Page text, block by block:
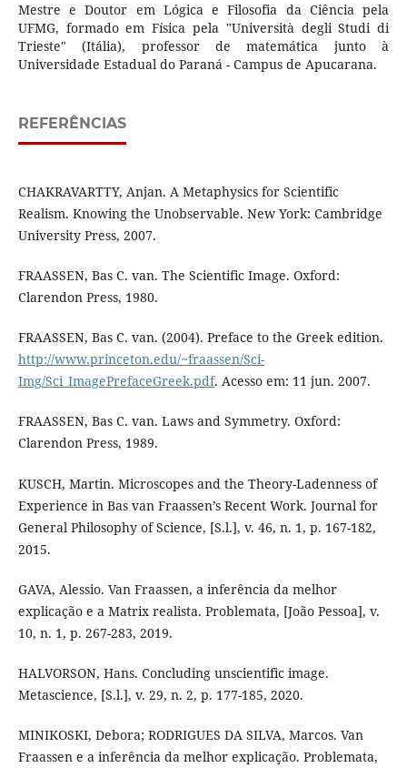
Mestre e Doutor em Lógica e Filosofia da Ciência pela
UFMG, formado em Física pela "Università degli Studi di
Trieste" (Itália), professor de matemática junto à
Universidade Estadual do Paraná - Campus de Apucarana.
REFERÊNCIAS
CHAKRAVARTTY, Anjan. A Metaphysics for Scientific
Realism. Knowing the Unobservable. New York: Cambridge
University Press, 2007.
FRAASSEN, Bas C. van. The Scientific Image. Oxford:
Clarendon Press, 1980.
FRAASSEN, Bas C. van. (2004). Preface to the Greek edition.
http://www.princeton.edu/~fraassen/Sci-
Img/Sci_ImagePrefaceGreek.pdf. Acesso em: 11 jun. 2007.
FRAASSEN, Bas C. van. Laws and Symmetry. Oxford:
Clarendon Press, 1989.
KUSCH, Martin. Microscopes and the Theory-Ladenness of
Experience in Bas van Fraassen’s Recent Work. Journal for
General Philosophy of Science, [S.l.], v. 46, n. 1, p. 167-182,
2015.
GAVA, Alessio. Van Fraassen, a inferência da melhor
explicação e a Matrix realista. Problemata, [João Pessoa], v.
10, n. 1, p. 267-283, 2019.
HALVORSON, Hans. Concluding unscientific image.
Metascience, [S.l.], v. 29, n. 2, p. 177-185, 2020.
MINIKOSKI, Debora; RODRIGUES DA SILVA, Marcos. Van
Fraassen e a inferência da melhor explicação. Problemata,